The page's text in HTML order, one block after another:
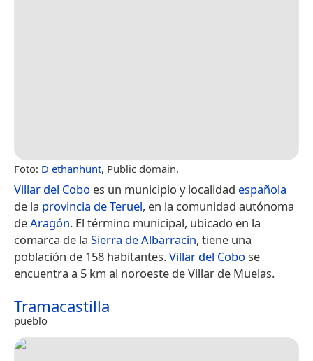
Foto: D ethanhunt, Public domain.
Villar del Cobo es un municipio y localidad española
de la provincia de Teruel, en la comunidad autónoma
deAragón. El término municipal, ubicado en la
comarca de la Sierra de Albarracín, tiene una
población de 158 habitantes.Villar del Cobo se
encuentra a 5 km al noroeste de Villar de Muelas.
Tramacastilla
pueblo